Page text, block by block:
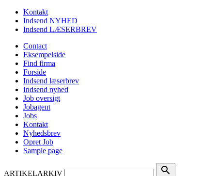
Kontakt
Indsend NYHED
Indsend LÆSERBREV
Contact
Eksempelside
Find firma
Forside
Indsend læserbrev
Indsend nyhed
Job oversigt
Jobagent
Jobs
Kontakt
Nyhedsbrev
Opret Job
Sample page
ARTIKELARKIV search